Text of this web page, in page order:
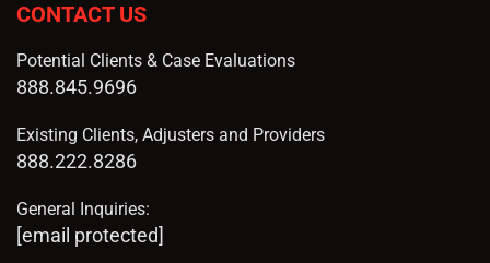
CONTACT US
Potential Clients & Case Evaluations
888.845.9696
Existing Clients, Adjusters and Providers
888.222.8286
General Inquiries:
[email protected]